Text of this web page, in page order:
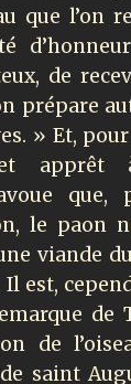
que l’on
de
prépare
» Et, pour
que,
le paon
viande
est,
de
de
saint